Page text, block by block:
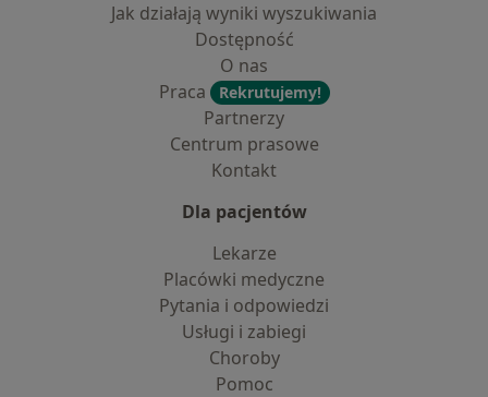
Jak działają wyniki wyszukiwania
Dostępność
O nas
Praca
Rekrutujemy!
Partnerzy
Centrum prasowe
Kontakt
Dla pacjentów
Lekarze
Placówki medyczne
Pytania i odpowiedzi
Usługi i zabiegi
Choroby
Pomoc